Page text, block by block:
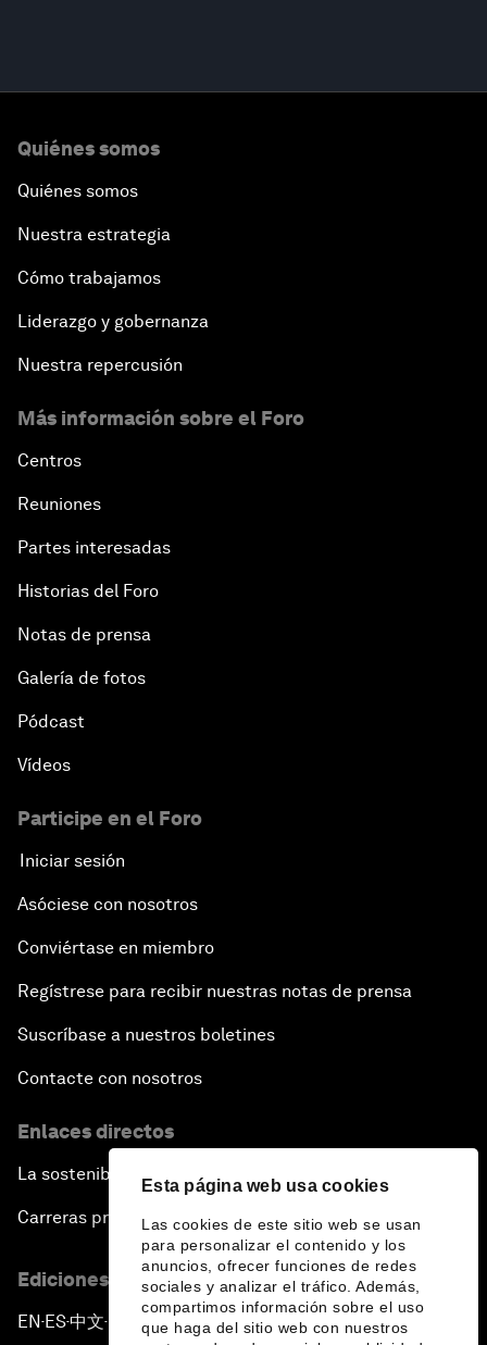
Esta página web usa cookies
Las cookies de este sitio web se usan
para personalizar el contenido y los
anuncios, ofrecer funciones de redes
sociales y analizar el tráfico. Además,
compartimos información sobre el uso
que haga del sitio web con nuestros
Quiénes somos
Quiénes somos
Nuestra estrategia
Cómo trabajamos
Liderazgo y gobernanza
Nuestra repercusión
Más información sobre el Foro
Centros
Reuniones
Partes interesadas
Historias del Foro
Notas de prensa
Galería de fotos
Pódcast
Vídeos
Participe en el Foro
Iniciar sesión
Asóciese con nosotros
Conviértase en miembro
Regístrese para recibir nuestras notas de prensa
Suscríbase a nuestros boletines
Contacte con nosotros
Enlaces directos
La sostenibilidad en el Foro
Carreras profesionales
Ediciones en otros idiomas
EN ▪ES▪中文▪ 日本語